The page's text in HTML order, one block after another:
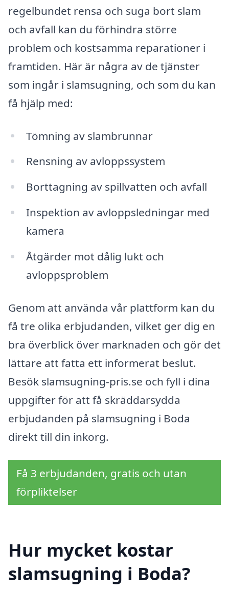
regelbundet rensa och suga bort slam
och avfall kan du förhindra större
problem och kostsamma reparationer i
framtiden. Här är några av de tjänster
som ingår i slamsugning, och som du kan
få hjälp med:
Tömning av slambrunnar
Rensning av avloppssystem
Borttagning av spillvatten och avfall
Inspektion av avloppsledningar med
kamera
Åtgärder mot dålig lukt och
avloppsproblem
Genom att använda vår plattform kan du
få tre olika erbjudanden, vilket ger dig en
bra överblick över marknaden och gör det
lättare att fatta ett informerat beslut.
Besök slamsugning-pris.se och fyll i dina
uppgifter för att få skräddarsydda
erbjudanden på slamsugning i Boda
direkt till din inkorg.
Få 3 erbjudanden, gratis och utan
förpliktelser
Hur mycket kostar
slamsugning i Boda?